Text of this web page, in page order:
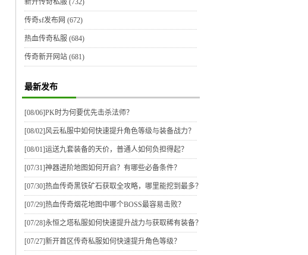
新开传奇私服 (732)
传奇sf发布网 (672)
热血传奇私服 (684)
传奇新开网站 (681)
最新发布
[08/06]PK时为何要优先击杀法师？
[08/02] 风云私服中如何快速提升角色等级与装备战力？
[08/01]运送九套装备的天价，普通人如何负担得起？
[07/31]神器进阶地图如何开启？有哪些必备条件？
[07/30]热血传奇黑铁矿石获取全攻略，哪里能挖到最多？
[07/29]热血传奇烟花地图中哪个BOSS最容易击败？
[07/28]永恒之塔私服如何快速提升战力与获取稀有装备？
[07/27]新开首区传奇私服如何快速提升角色等级？